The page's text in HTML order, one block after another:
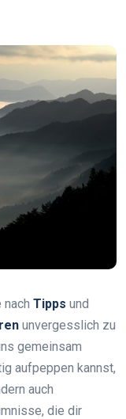
nach Tipps und
unvergesslich zu
gemeinsam
aufpeppen kannst,
auch
die dir